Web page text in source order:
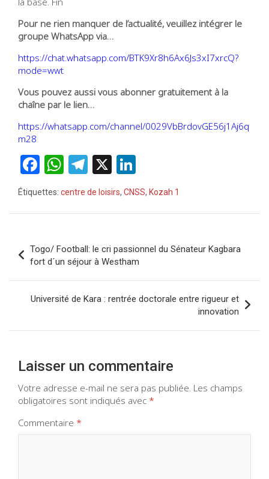
Pour ne rien manquer de l’actualité, veuillez intégrer le
groupe WhatsApp via…
https://chat.whatsapp.com/BTK9Xr8h6Ax6Js3xI7xrcQ?
mode=wwt
Vous pouvez aussi vous abonner gratuitement à la
chaîne par le lien…
https://whatsapp.com/channel/0029VbBrdovGE56j1Aj6q
m28
F
a
ce
o
o
k
W
at
A
p
p
T
el
e
a
m
X
n
ke
n
Étiquettes: centre de loisirs, CNSS, Kozah 1
de
l’article
Togo/ Football: le cri passionnel du Sénateur Kagbara
fort d´un séjour à Westham
Université de Kara : rentrée doctorale entre rigueur et
innovation
Laisser un commentaire
Votre adresse e-mail ne sera pas publiée. Les champs
obligatoires sont indiqués avec *
Commentaire *